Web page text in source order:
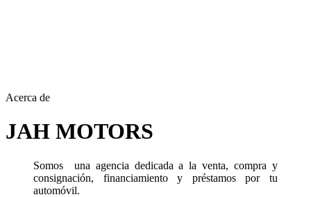
Acerca de
JAH MOTORS
Somos una agencia dedicada a la venta, compra y
consignación, financiamiento y préstamos por tu
automóvil.